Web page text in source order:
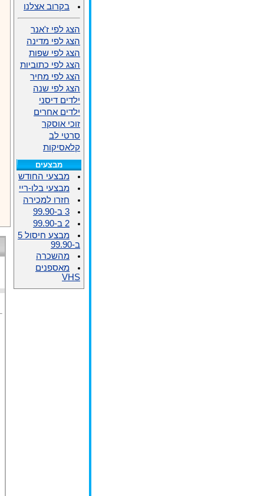
בקרוב אצלנו
הצג לפי ז'אנר
הצג לפי מדינה
הצג לפי שפות
הצג לפי כתוביות
הצג לפי מחיר
הצג לפי שנה
ילדים דיסני
ילדים אחרים
זוכי אוסקר
סרטי לב
קלאסיקות
מבצעים
מבצעי החודש
מבצעי בלו-ריי
חזרו למכירה
3 ב-99.90
2 ב-99.90
מבצע חיסול 5
ב-99.90
מהשכרה
מאספנים
VHS